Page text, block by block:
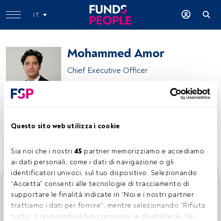
Questo sito web utilizza i cookie
Sia noi che i nostri 45 partner memorizziamo e accediamo
ai dati personali, come i dati di navigazione o gli
identificatori univoci, sul tuo dispositivo. Selezionando
“Accetta” consenti alle tecnologie di tracciamento di
supportare le finalità indicate in “Noi e i nostri partner
trattiamo i dati per fornire”, mentre selezionando “Rifiuta
tutto” o revocando il tuo consenso, le disabiliterai. Se i
IT
Mohammed Amor
Chief Executive Officer
Condividi:
Questo è un articolo riservato agli utenti FundsPeople. Se
sei già registrato, accedi tramite il pulsante Login. Se non
hai ancora un account, ti invitiamo a registrarti per scoprire
tutti i contenuti che FundsPeople ha da offrire.